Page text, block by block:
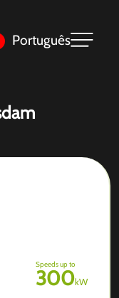
Português
Speeds up to
300kW